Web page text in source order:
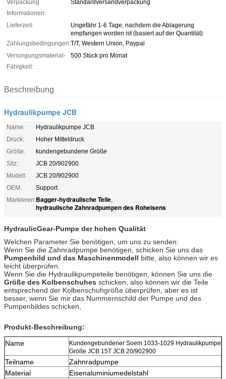
Verpackung
Informationen:
Standardversandverpackung
Lieferzeit:
Ungefähr 1-6 Tage, nachdem die Ablagerung
empfangen worden ist (basiert auf der Quantität)
Zahlungsbedingungen:T/T, Western Union, Paypal
Versorgungsmaterial-
Fähigkeit:
500 Stück pro Monat
Beschreibung
Hydraulikpumpe JCB
Name:
Hydraulikpumpe JCB
Druck:
Hoher Mitteldruck
Größe:
kundengebundene Größe
Sitz:
JCB 20/902900
Modell:
JCB 20/902900
OEM:
Support
Markieren:Bagger-hydraulische Teile,
hydraulische Zahnradpumpen des Roheisens
HydraulicGear-Pumpe der hohen Qualität
Welchen Parameter Sie benötigen, um uns zu senden:
Wenn Sie die Zahnradpumpe benötigen, schicken Sie uns das
Pumpenbild und das Maschinenmodell bitte, also können wir es
leicht überprüfen.
Wenn Sie die Hydraulikpumpeteile benötigen, können Sie uns die
Größe des Kolbenschuhes schicken, also können wir die Teile
entsprechend der Kolbenschuhgröße überprüfen, aber es ist
besser, wenn Sie mir das Nummernschild der Pumpe und des
Pumpenbildes schicken,
Produkt-Beschreibung:
Name
Kundengebundener Soem 1033-1029 Hydraulikpumpe
Größe JCB 15T JCB 20/902900
Teilname
Zahnradpumpe
Material
Eisenaluminiumedelstahl